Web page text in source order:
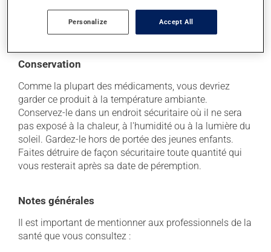
déterminer si votre traitement en est effectivement la
Conservation
Comme la plupart des médicaments, vous devriez
garder ce produit à la température ambiante.
Conservez-le dans un endroit sécuritaire où il ne sera
pas exposé à la chaleur, à l'humidité ou à la lumière du
soleil. Gardez-le hors de portée des jeunes enfants.
Faites détruire de façon sécuritaire toute quantité qui
vous resterait après sa date de péremption.
Notes générales
Il est important de mentionner aux professionnels de la
santé que vous consultez :
Personalize Accept All